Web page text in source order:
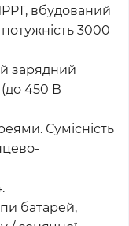
вбудований
3000
зарядний
(до 450 В
Сумісність
батарей,